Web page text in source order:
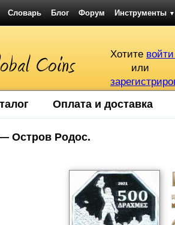
Словарь Блог Форум Инструменты ▼
Хотите
или
Оплата и доставка
Остров Родос.